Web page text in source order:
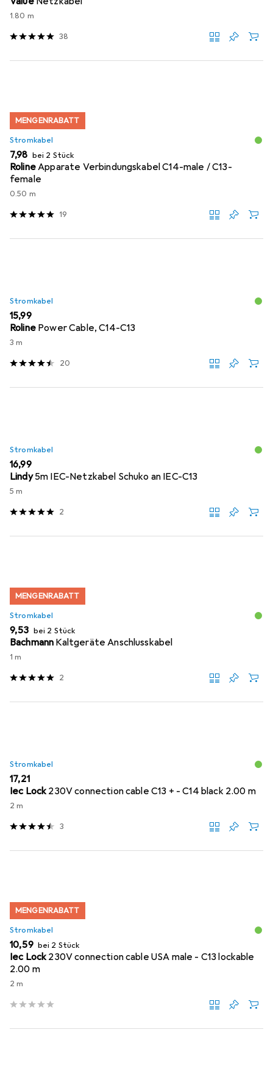
1.80 m
38
MENGENRABATT
Stromkabel
EUR
7,98 bei 2 Stück
RolineApparate Verbindungskabel C14-male / C13-
female
0.50 m
19
Stromkabel
EUR
15,99
Roline Power Cable, C14-C13
3 m
20
Stromkabel
EUR
16,99
Lindy5m IEC-Netzkabel Schuko an IEC-C13
5 m
2
MENGENRABATT
Stromkabel
EUR
9,53 bei 2 Stück
Bachmann Kaltgeräte Anschlusskabel
1 m
2
Stromkabel
EUR
17,21
Iec Lock230V connection cable C13 + - C14 black 2.00 m
2 m
3
MENGENRABATT
Stromkabel
EUR
10,59 bei 2 Stück
Iec Lock230V connection cable USA male - C13 lockable
2.00 m
2 m